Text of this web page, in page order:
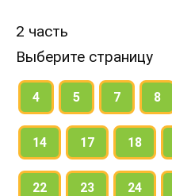
2 часть
Выберите страницу
4 5 7 8
14 17 18
22 23 24